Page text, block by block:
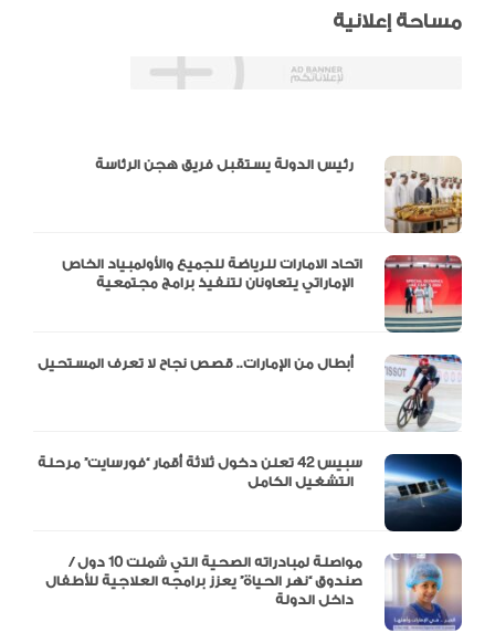
مساحة إعلانية
اتحاد الامارات للرياضة للجميع والأولمبياد الخاص
سبيس 42 تعلن دخول ثلاثة أقمار “فورسايت” مرحلة
مواصلة لمبادراته الصحية التي شملت 10 دول /
صندوق “نهر الحياة” يعزز برامجه العلاجية للأطفال